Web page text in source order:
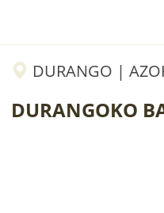
DURANGO |
DURANGOKO